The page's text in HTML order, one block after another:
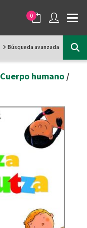
0
Búsqueda avanzada
Cuerpo humano /